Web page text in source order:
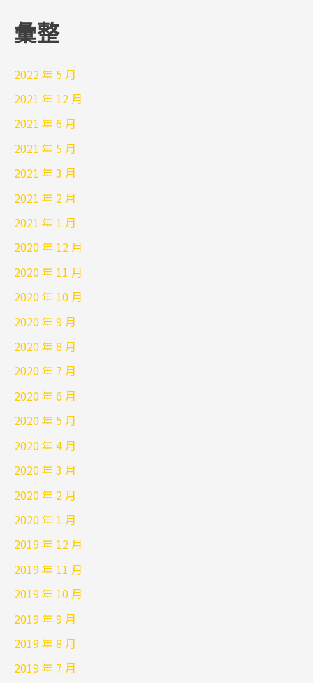
彙整
2022 年 5 月
2021 年 12 月
2021 年 6 月
2021 年 5 月
2021 年 3 月
2021 年 2 月
2021 年 1 月
2020 年 12 月
2020 年 11 月
2020 年 10 月
2020 年 9 月
2020 年 8 月
2020 年 7 月
2020 年 6 月
2020 年 5 月
2020 年 4 月
2020 年 3 月
2020 年 2 月
2020 年 1 月
2019 年 12 月
2019 年 11 月
2019 年 10 月
2019 年 9 月
2019 年 8 月
2019 年 7 月